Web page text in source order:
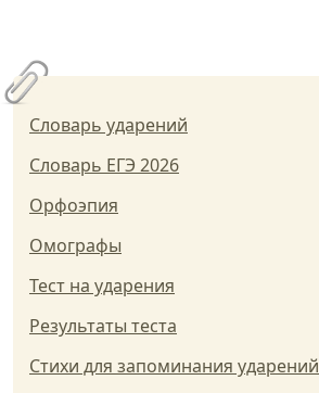
Словарь ударений
Словарь ЕГЭ 2026
Орфоэпия
Омографы
Тест на ударения
Результаты теста
Стихи для запоминания ударений